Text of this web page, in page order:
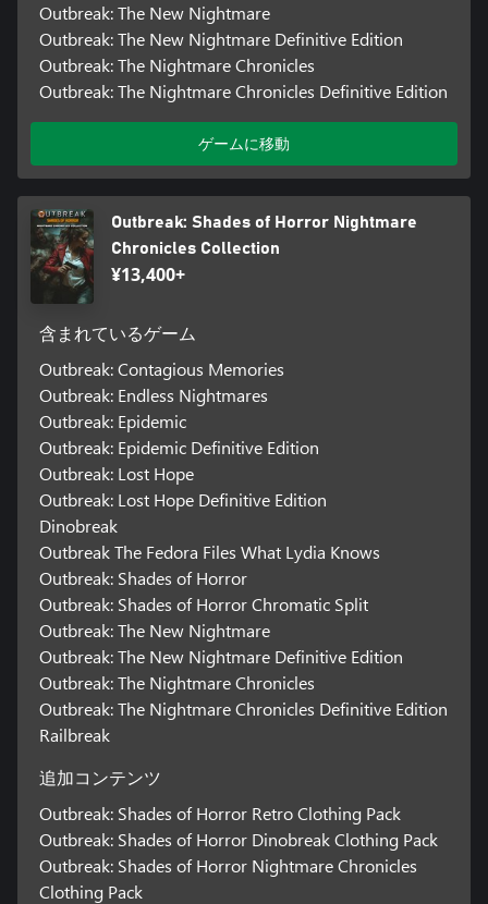
Outbreak: The New Nightmare
Outbreak: The New Nightmare Definitive Edition
Outbreak: The Nightmare Chronicles
Outbreak: The Nightmare Chronicles Definitive Edition
ゲームに移動
Outbreak: Shades of Horror Nightmare
Chronicles Collection
¥13,400+
含まれているゲーム
Outbreak: Contagious Memories
Outbreak: Endless Nightmares
Outbreak: Epidemic
Outbreak: Epidemic Definitive Edition
Outbreak: Lost Hope
Outbreak: Lost Hope Definitive Edition
Dinobreak
Outbreak The Fedora Files What Lydia Knows
Outbreak: Shades of Horror
Outbreak: Shades of Horror Chromatic Split
Outbreak: The New Nightmare
Outbreak: The New Nightmare Definitive Edition
Outbreak: The Nightmare Chronicles
Outbreak: The Nightmare Chronicles Definitive Edition
Railbreak
追加コンテンツ
Outbreak: Shades of Horror Retro Clothing Pack
Outbreak: Shades of Horror Dinobreak Clothing Pack
Outbreak: Shades of Horror Nightmare Chronicles
Clothing Pack